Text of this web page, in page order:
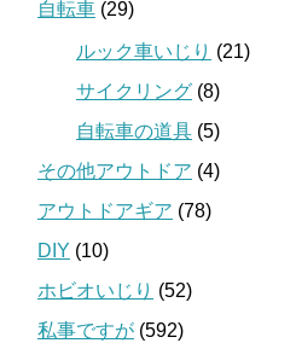
自転車 (29)
ルック車いじり (21)
サイクリング (8)
自転車の道具 (5)
その他アウトドア (4)
アウトドアギア (78)
DIY (10)
ホビオいじり (52)
私事ですが (592)